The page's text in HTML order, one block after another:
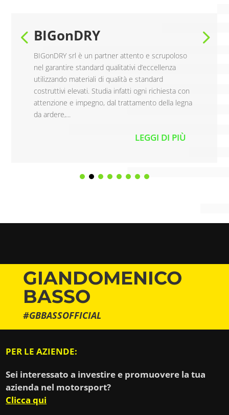
BIGonDRY
BIGonDRY srl è un partner attento e scrupoloso
nel garantire standard qualitativi d’eccellenza
utilizzando materiali di qualità e standard
costruttivi elevati. Studia infatti ogni richiesta con
attenzione e impegno, dal trattamento della legna
da ardere,...
LEGGI DI PIÙ
GIANDOMENICO
BASSO
#GBBASSOFFICIAL
PER LE AZIENDE:
Sei interessato a investire e promuovere la tua
azienda nel motorsport?
Clicca qui